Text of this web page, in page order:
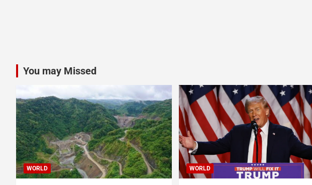
You may Missed
WORLD WORLD